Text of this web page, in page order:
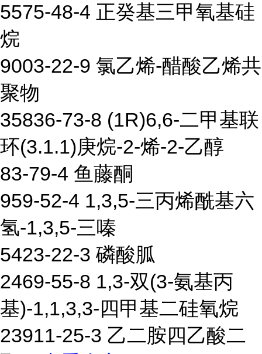
5575-48-4 正癸基三甲氧基硅
烷
9003-22-9 氯乙烯-醋酸乙烯共
聚物
35836-73-8 (1R)6,6-二甲基联
环(3.1.1)庚烷-2-烯-2-乙醇
83-79-4 鱼藤酮
959-52-4 1,3,5-三丙烯酰基六
氢-1,3,5-三嗪
5423-22-3 磷酸胍
2469-55-8 1,3-双(3-氨基丙
基)-1,1,3,3-四甲基二硅氧烷
23911-25-3 乙二胺四乙酸二